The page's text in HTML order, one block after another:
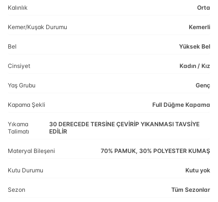
Kalınlık Orta
Kemer/Kuşak Durumu Kemerli
Bel Yüksek Bel
Cinsiyet Kadın / Kız
Yaş Grubu Genç
Kapama Şekli Full Düğme Kapama
Yıkama
Talimatı
30 DERECEDE TERSİNE ÇEVİRİP YIKANMASI TAVSİYE
EDİLİR
Materyal Bileşeni 70% PAMUK, 30% POLYESTER KUMAŞ
Kutu Durumu Kutu yok
Sezon Tüm Sezonlar